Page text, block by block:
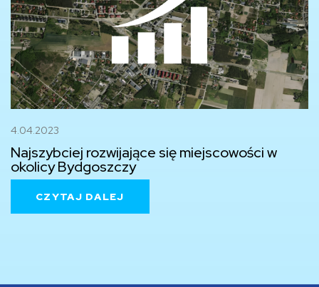
4.04.2023
Najszybciej rozwijające się miejscowości w
okolicy Bydgoszczy
CZYTAJ DALEJ